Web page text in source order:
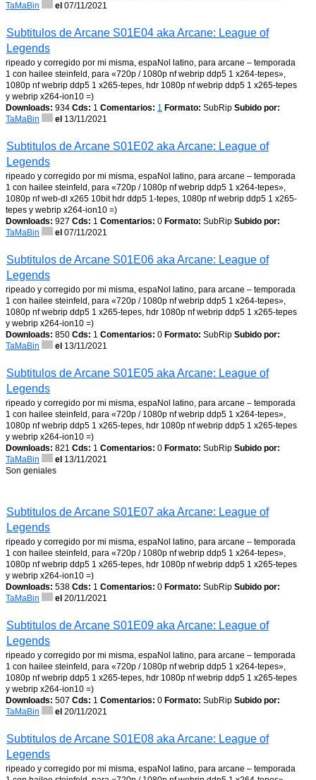
TaMaBin
el 07/11/2021
Subtitulos de Arcane S01E04 aka Arcane: League of
Legends
ripeado y corregido por mi misma, espaNol latino, para arcane – temporada
1 con hailee steinfeld, para «720p / 1080p nf webrip ddp5 1 x264-tepes»,
1080p nf webrip ddp5 1 x265-tepes, hdr 1080p nf webrip ddp5 1 x265-tepes
y webrip x264-ion10 =)
Downloads: 934 Cds: 1 Comentarios: 1 Formato: SubRip Subido por:
TaMaBin
el 13/11/2021
Subtitulos de Arcane S01E02 aka Arcane: League of
Legends
ripeado y corregido por mi misma, espaNol latino, para arcane – temporada
1 con hailee steinfeld, para «720p / 1080p nf webrip ddp5 1 x264-tepes»,
1080p nf web-dl x265 10bit hdr ddp5 1-tepes, 1080p nf webrip ddp5 1 x265-
tepes y webrip x264-ion10 =)
Downloads: 927 Cds: 1 Comentarios: 0 Formato: SubRip Subido por:
TaMaBin
el 07/11/2021
Subtitulos de Arcane S01E06 aka Arcane: League of
Legends
ripeado y corregido por mi misma, espaNol latino, para arcane – temporada
1 con hailee steinfeld, para «720p / 1080p nf webrip ddp5 1 x264-tepes»,
1080p nf webrip ddp5 1 x265-tepes, hdr 1080p nf webrip ddp5 1 x265-tepes
y webrip x264-ion10 =)
Downloads: 850 Cds: 1 Comentarios: 0 Formato: SubRip Subido por:
TaMaBin
el 13/11/2021
Subtitulos de Arcane S01E05 aka Arcane: League of
Legends
ripeado y corregido por mi misma, espaNol latino, para arcane – temporada
1 con hailee steinfeld, para «720p / 1080p nf webrip ddp5 1 x264-tepes»,
1080p nf webrip ddp5 1 x265-tepes, hdr 1080p nf webrip ddp5 1 x265-tepes
y webrip x264-ion10 =)
Downloads: 821 Cds: 1 Comentarios: 0 Formato: SubRip Subido por:
TaMaBin
el 13/11/2021
Son geniales
Subtitulos de Arcane S01E07 aka Arcane: League of
Legends
ripeado y corregido por mi misma, espaNol latino, para arcane – temporada
1 con hailee steinfeld, para «720p / 1080p nf webrip ddp5 1 x264-tepes»,
1080p nf webrip ddp5 1 x265-tepes, hdr 1080p nf webrip ddp5 1 x265-tepes
y webrip x264-ion10 =)
Downloads: 538 Cds: 1 Comentarios: 0 Formato: SubRip Subido por:
TaMaBin
el 20/11/2021
Subtitulos de Arcane S01E09 aka Arcane: League of
Legends
ripeado y corregido por mi misma, espaNol latino, para arcane – temporada
1 con hailee steinfeld, para «720p / 1080p nf webrip ddp5 1 x264-tepes»,
1080p nf webrip ddp5 1 x265-tepes, hdr 1080p nf webrip ddp5 1 x265-tepes
y webrip x264-ion10 =)
Downloads: 507 Cds: 1 Comentarios: 0 Formato: SubRip Subido por:
TaMaBin
el 20/11/2021
Subtitulos de Arcane S01E08 aka Arcane: League of
Legends
ripeado y corregido por mi misma, espaNol latino, para arcane – temporada